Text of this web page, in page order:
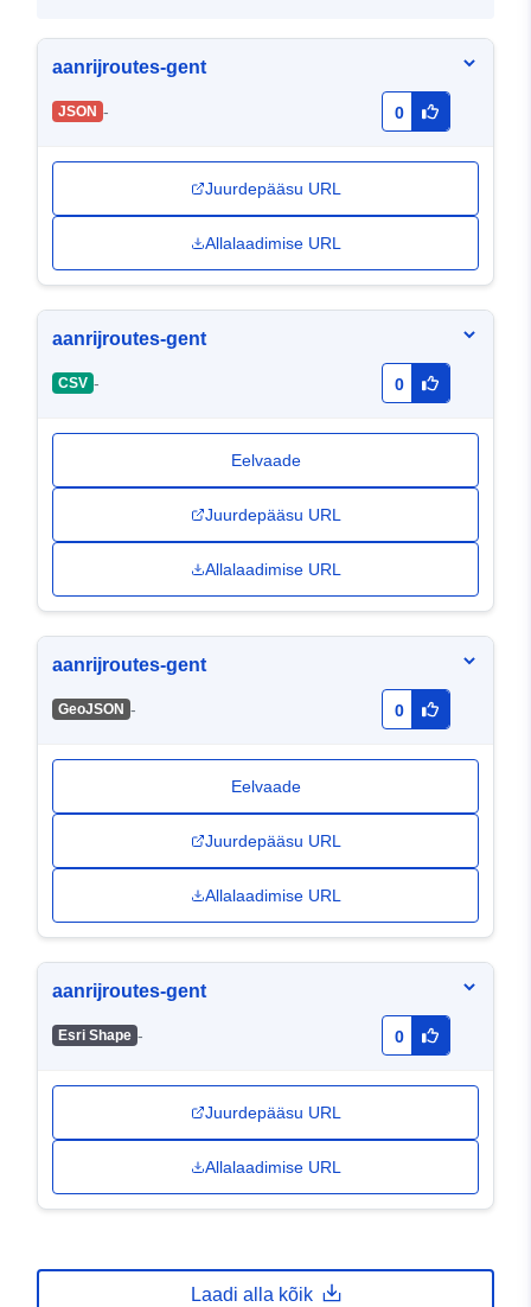
aanrijroutes-gent
JSON - 0
Juurdepääsu URL
Allalaadimise URL
aanrijroutes-gent
CSV - 0
Eelvaade
Juurdepääsu URL
Allalaadimise URL
aanrijroutes-gent
GeoJSON - 0
Eelvaade
Juurdepääsu URL
Allalaadimise URL
aanrijroutes-gent
Esri Shape - 0
Juurdepääsu URL
Allalaadimise URL
Laadi alla kõik